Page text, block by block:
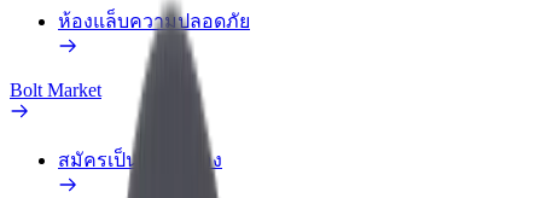
ห้องแล็บความปลอดภัย
Bolt Market
สมัครเป็นคนส่งของ